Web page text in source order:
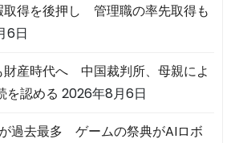
取得を後押し 管理職の率先取得も
6日
財産時代へ 中国裁判所、母親によ
を認める 2026年8月6日
過去最多 ゲームの祭典がAIロボ